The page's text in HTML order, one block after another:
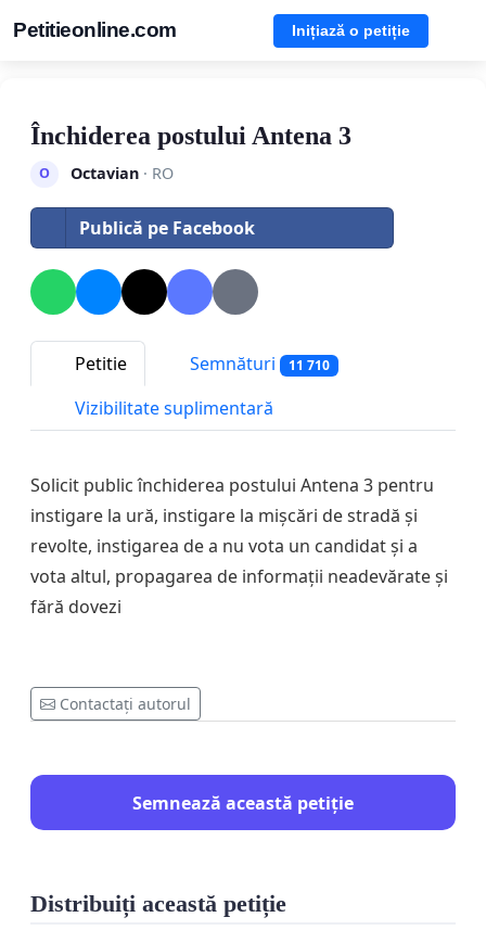
Petitieonline.com Inițiază o petiție
Închiderea postului Antena 3
O Octavian· RO
Publică pe Facebook
Petitie Semnături 11 710
Vizibilitate suplimentară
Solicit public închiderea postului Antena 3 pentru
instigare la ură, instigare la mișcări de stradă și
revolte, instigarea de a nu vota un candidat și a
vota altul, propagarea de informații neadevărate și
fără dovezi
Contactați autorul
Semnează această petiție
Distribuiți această petiție